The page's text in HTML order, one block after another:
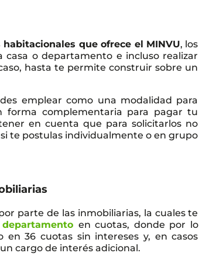
habitacionales que ofrece el MINVU, los
o departamento e incluso realizar
hasta te permite construir sobre un
emplear como una modalidad para
complementaria para pagar tu
en cuenta que para solicitarlos no
te postulas individualmente o en grupo
parte de las inmobiliarias, la cuales te
en cuotas, donde por lo
36 cuotas sin intereses y, en casos
cargo de interés adicional.